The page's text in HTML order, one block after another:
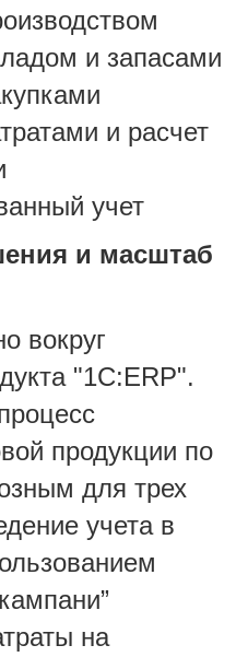
и запасами
и расчет
учет
и масштаб
вокруг
"1С:ERP".
продукции по
для трех
учета в
на